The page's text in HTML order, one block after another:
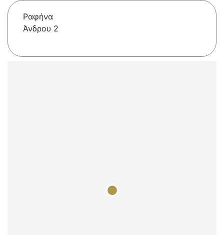
Ραφήνα
Άνδρου 2